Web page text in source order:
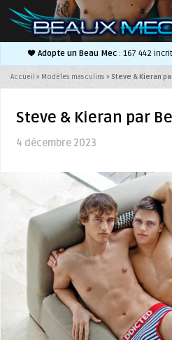
Adopte un Beau Mec : 167 442
Accueil » Modèles masculins » Steve & Kieran
Steve & Kieran par
4 décembre 2023
▼